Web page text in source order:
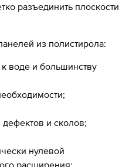
разъединить плоскости
из полистирола:
воде и большинству
и сколов;
нулевой
расширения;